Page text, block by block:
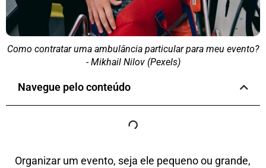
Como contratar uma ambulância particular para meu evento?
- Mikhail Nilov (Pexels)
Navegue pelo conteúdo
Organizar um evento, seja ele pequeno ou grande,